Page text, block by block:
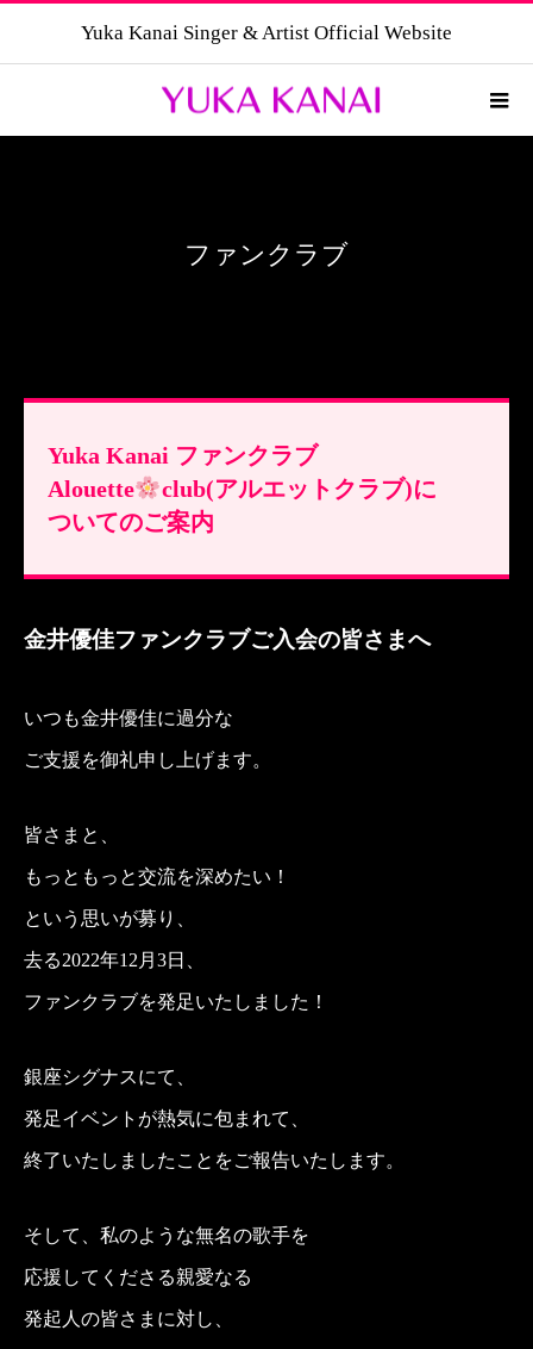
Yuka Kanai Singer & Artist Official Website
ファンクラブ
Yuka Kanai ファンクラブ
Alouette
club(アルエットクラブ)に
ついてのご案内
金井優佳ファンクラブご入会の皆さまへ
いつも金井優佳に過分な
ご支援を御礼申し上げます。
皆さまと、
もっともっと交流を深めたい！
という思いが募り、
去る2022年12月3日、
ファンクラブを発足いたしました！
銀座シグナスにて、
発足イベントが熱気に包まれて、
終了いたしましたことをご報告いたします。
そして、私のような無名の歌手を
応援してくださる親愛なる
発起人の皆さまに対し、